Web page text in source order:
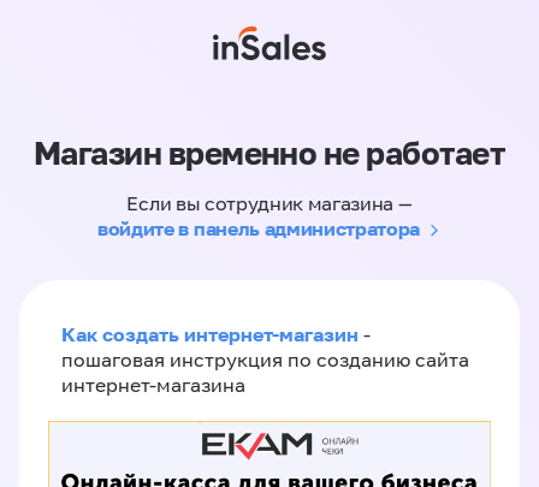
Магазин временно не работает
Если вы сотрудник магазина —
войдите в панель администратора
Как создать интернет-магазин -
пошаговая инструкция по созданию сайта
интернет-магазина